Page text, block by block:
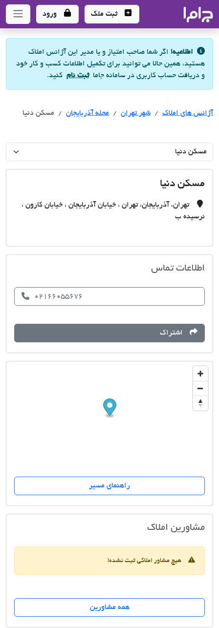
- سامانه جامع املاک و مشاورین املاک
ثبت ملک ورود
اطلاعیه! اگر شما صاحب امتیاز و یا مدیر این آژانس املاک
هستید، همین حالا می توانید برای تکمیل اطلاعات کسب و کار خود
و دریافت حساب کاربری در سامانه جاماثبت نام کنید.
آژانس های املاک آژانس های املاک
شهر تهران آژانس های املاک
محله آذربایجان مسکن دنیا
مسکن دنیا
تهران، آذربایجان، تهران ، خیابان آذربایجان ، خیابان کارون ،
نرسیده ب
اطلاعات تماس
02166055676
اشتراک
راهنمای مسیر
مشاورین املاکمسکن دنیا
هیچ مشاور املاکی ثبت نشده!
همه مشاورین